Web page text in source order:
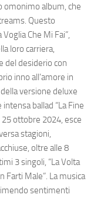
omonimo album, che
Questo
Che Mi Fai”,
loro carriera,
del desiderio con
inno all’amore in
versione deluxe
ballad “La Fine
ottobre 2024, esce
stagioni,
oltre alle 8
3 singoli, “La Volta
Farti Male”. La musica
sentimenti